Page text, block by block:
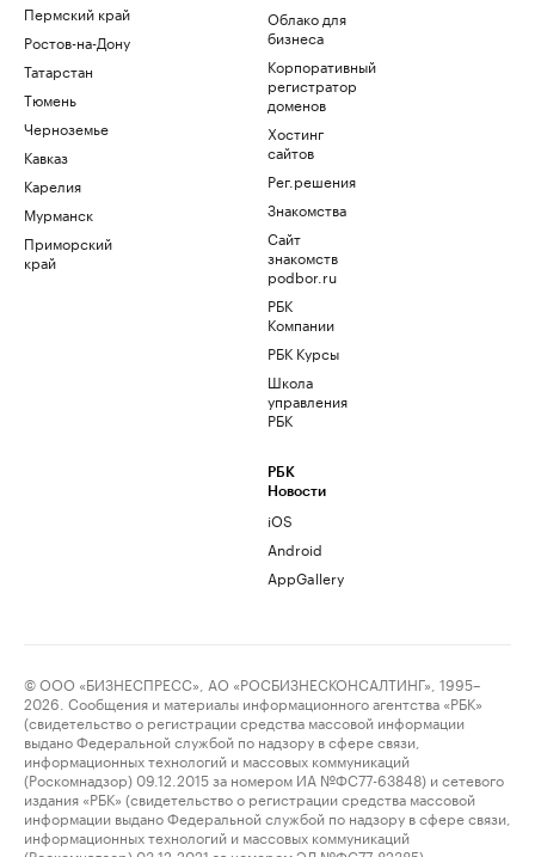
Пермский край
Ростов-на-Дону
Татарстан
Тюмень
Черноземье
Кавказ
Карелия
Мурманск
Приморский
край
Облако для
бизнеса
Корпоративный
регистратор
доменов
Хостинг
сайтов
Рег.решения
Знакомства
Сайт
знакомств
podbor.ru
РБК
Компании
РБК Курсы
Школа
управления
РБК
РБК
Новости
iOS
Android
AppGallery
© ООО «БИЗНЕСПРЕСС», АО «РОСБИЗНЕСКОНСАЛТИНГ», 1995–
2026. Сообщения и материалы информационного агентства «РБК»
(свидетельство о регистрации средства массовой информации
выдано Федеральной службой по надзору в сфере связи,
информационных технологий и массовых коммуникаций
(Роскомнадзор) 09.12.2015 за номером ИА №ФС77-63848) и сетевого
издания «РБК» (свидетельство о регистрации средства массовой
информации выдано Федеральной службой по надзору в сфере связи,
информационных технологий и массовых коммуникаций